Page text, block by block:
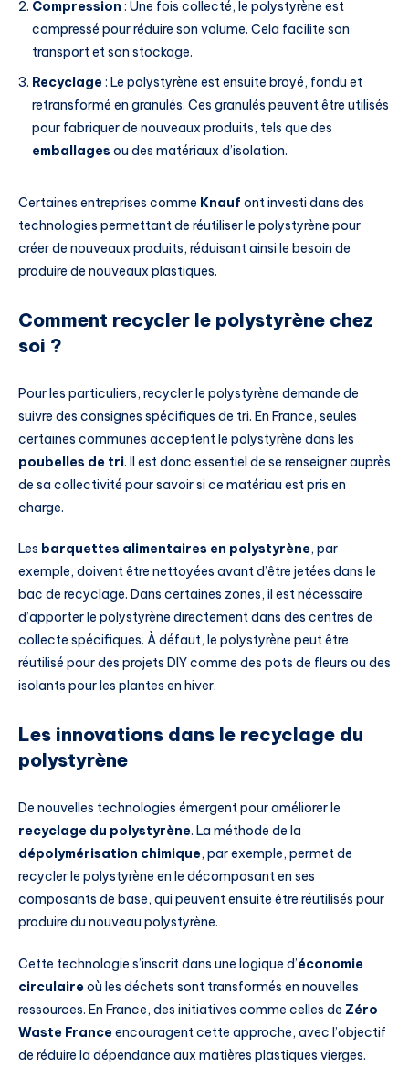
Compression : Une fois collecté, le polystyrène est
compressé pour réduire son volume. Cela facilite son
transport et son stockage.
Recyclage: Le polystyrène est ensuite broyé, fondu et
retransformé en granulés. Ces granulés peuvent être utilisés
pour fabriquer de nouveaux produits, tels que des
emballages ou des matériaux d’isolation.
Certaines entreprises comme Knauf ont investi dans des
technologies permettant de réutiliser le polystyrène pour
créer de nouveaux produits, réduisant ainsi le besoin de
produire de nouveaux plastiques.
Comment recycler le polystyrène chez
soi ?
Pour les particuliers, recycler le polystyrène demande de
suivre des consignes spécifiques de tri. En France, seules
certaines communes acceptent le polystyrène dans les
poubelles de tri. Il est donc essentiel de se renseigner auprès
de sa collectivité pour savoir si ce matériau est pris en
charge.
Les barquettes alimentaires en polystyrène, par
exemple, doivent être nettoyées avant d’être jetées dans le
bac de recyclage. Dans certaines zones, il est nécessaire
d’apporter le polystyrène directement dans des centres de
collecte spécifiques. À défaut, le polystyrène peut être
réutilisé pour des projets DIY comme des pots de fleurs ou des
isolants pour les plantes en hiver.
Les innovations dans le recyclage du
polystyrène
De nouvelles technologies émergent pour améliorer le
recyclage du polystyrène. La méthode de la
dépolymérisation chimique, par exemple, permet de
recycler le polystyrène en le décomposant en ses
composants de base, qui peuvent ensuite être réutilisés pour
produire du nouveau polystyrène.
Cette technologie s’inscrit dans une logique d’économie
circulaireoù les déchets sont transformés en nouvelles
ressources. En France, des initiatives comme celles de Zéro
Waste Franceencouragent cette approche, avec l’objectif
de réduire la dépendance aux matières plastiques vierges.